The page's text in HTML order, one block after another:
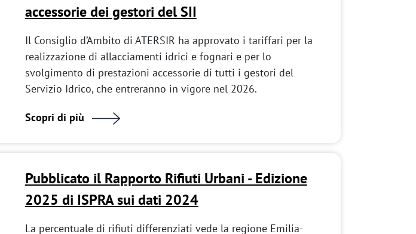
accessorie dei gestori del SII
Il Consiglio d’Ambito di ATERSIR ha approvato i tariffari per la
realizzazione di allacciamenti idrici e fognari e per lo
svolgimento di prestazioni accessorie di tutti i gestori del
Servizio Idrico, che entreranno in vigore nel 2026.
Scopri di più
Pubblicato il Rapporto Rifiuti Urbani - Edizione
2025 di ISPRA sui dati 2024
La percentuale di rifiuti differenziati vede la regione Emilia-